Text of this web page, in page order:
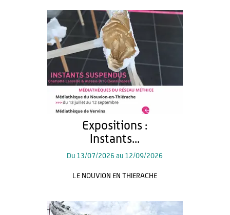
Expositions :
Instants...
Du 13/07/2026 au 12/09/2026
LE NOUVION EN THIERACHE